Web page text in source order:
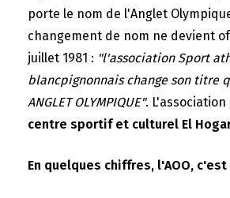
porte le nom de l'Anglet
changement de nom ne devient
juillet 1981 : "l'association Sport
blancpignonnais change son titre
ANGLET OLYMPIQUE".
centre sportif et culturel El
En quelques chiffres, l'AOO, c'est